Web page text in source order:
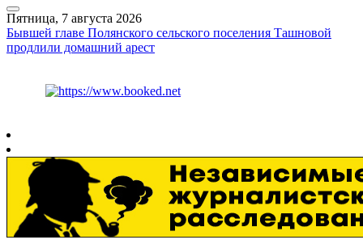
Пятница, 7 августа 2026
Бывшей главе Полянского сельского поселения Ташновой
продлили домашний арест